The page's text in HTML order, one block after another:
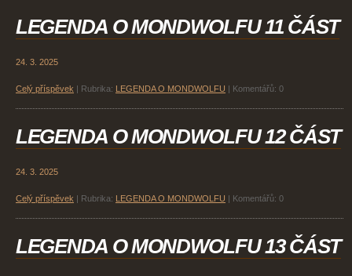
LEGENDA O MONDWOLFU 11 ČÁST
24. 3. 2025
Celý příspěvek Rubrika: LEGENDA O MONDWOLFU Komentářů: 0
LEGENDA O MONDWOLFU 12 ČÁST
24. 3. 2025
Celý příspěvek Rubrika: LEGENDA O MONDWOLFU Komentářů: 0
LEGENDA O MONDWOLFU 13 ČÁST